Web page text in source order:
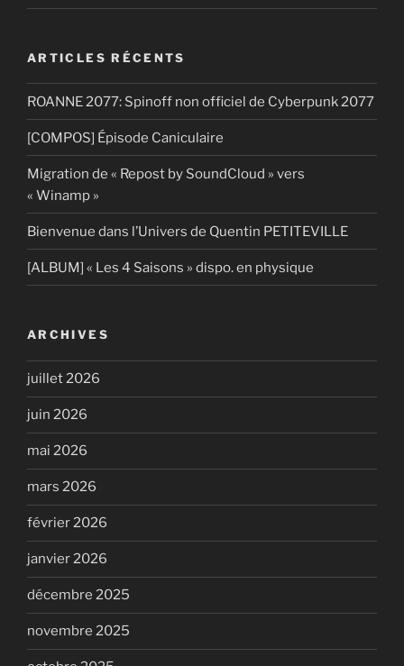
ARTICLES RÉCENTS
ROANNE 2077: Spinoff non officiel de Cyberpunk 2077
[COMPOS] Épisode Caniculaire
Migration de « Repost by SoundCloud » vers
« Winamp »
Bienvenue dans l’Univers de Quentin PETITEVILLE
[ALBUM] « Les 4 Saisons » dispo. en physique
ARCHIVES
juillet 2026
juin 2026
mai 2026
mars 2026
février 2026
janvier 2026
décembre 2025
novembre 2025